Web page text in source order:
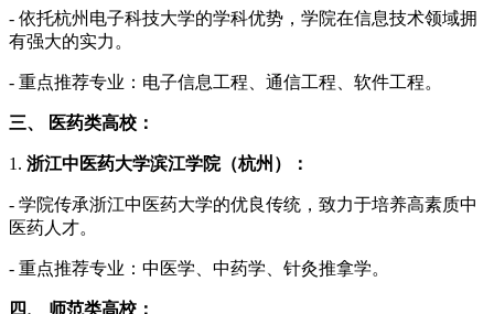
- 依托杭州电子科技大学的学科优势，学院在信息技术领域拥
有强大的实力。
- 重点推荐专业：电子信息工程、通信工程、软件工程。
三、 医药类高校：
1. 浙江中医药大学滨江学院（杭州）：
- 学院传承浙江中医药大学的优良传统，致力于培养高素质中
医药人才。
- 重点推荐专业：中医学、中药学、针灸推拿学。
四、 师范类高校：